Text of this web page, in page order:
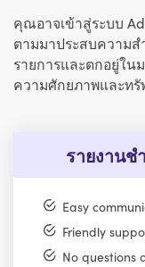
คุณอาจเข้าสู่ระบบ
ตามมาประสบความ
รายการและตกอยู่ใน
ความศักยภาพและท
รายงานช
Easy
Friendly
No questions